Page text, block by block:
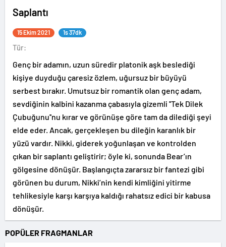
Saplantı
15 Ekim 2021 1s 37dk
Tür:
Genç bir adamın, uzun süredir platonik aşk beslediği
kişiye duyduğu çaresiz özlem, uğursuz bir büyüyü
serbest bırakır. Umutsuz bir romantik olan genç adam,
sevdiğinin kalbini kazanma çabasıyla gizemli ''Tek Dilek
Çubuğunu''nu kırar ve görünüşe göre tam da dilediği şeyi
elde eder. Ancak, gerçekleşen bu dileğin karanlık bir
yüzü vardır. Nikki, giderek yoğunlaşan ve kontrolden
çıkan bir saplantı geliştirir; öyle ki, sonunda Bear’ın
gölgesine dönüşür. Başlangıçta zararsız bir fantezi gibi
görünen bu durum, Nikki’nin kendi kimliğini yitirme
tehlikesiyle karşı karşıya kaldığı rahatsız edici bir kabusa
dönüşür.
POPÜLER FRAGMANLAR